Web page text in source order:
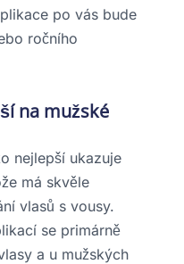
po vás bude
ročního
na mužské
nejlepší ukazuje
má skvěle
vlasů s vousy.
se primárně
a u mužských